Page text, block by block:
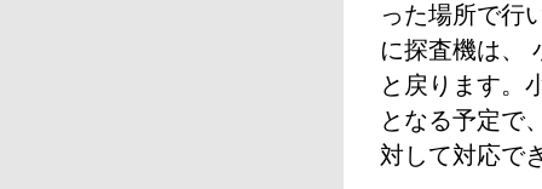
った場所で行
に探査機は、
と戻ります。
となる予定で
対して対応で